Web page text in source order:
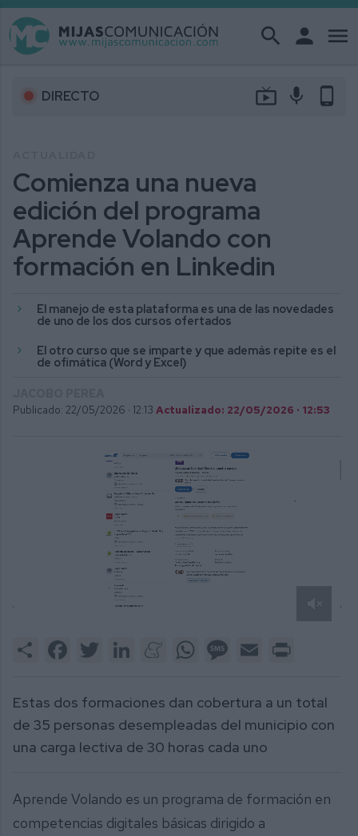
search person menu
DIRECTO live_tv mic phone_android
Comienza una nueva
edición del programa
Aprende Volando con
formación en Linkedin
El manejo de esta plataforma es una de las novedades
de uno de los dos cursos ofertados
El otro curso que se imparte y que además repite es el
de ofimática (Word y Excel)
Publicado: 22/05/2026 · 12:13 Actualizado: 22/05/2026 · 12:53
1
Share FacebookTwitter LinkedInMeneameWhatsAppMessage
Email
Estas dos formaciones dan cobertura a un total
de 35 personas desempleadas del municipio con
una carga lectiva de 30 horas cada uno
Aprende Volando es un programa de formación en
competencias digitales básicas dirigido a